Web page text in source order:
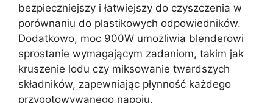
bezpieczniejszy i łatwiejszy do czyszczenia w
porównaniu do plastikowych odpowiedników.
Dodatkowo, moc 900W umożliwia blenderowi
sprostanie wymagającym zadaniom, takim jak
kruszenie lodu czy miksowanie twardszych
składników, zapewniając płynność każdego
przygotowywanego napoju.